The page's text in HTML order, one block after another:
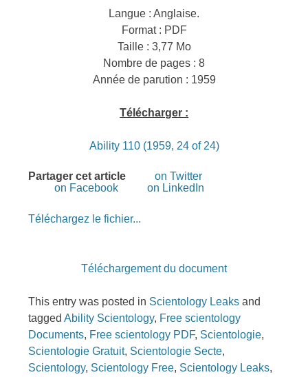
Langue : Anglaise.
Format : PDF
Taille : 3,77 Mo
Nombre de pages : 8
Année de parution : 1959
Télécharger :
Ability 110 (1959, 24 of 24)
Partager cet article
on Twitter
on Facebook
on LinkedIn
Téléchargez le fichier...
Téléchargement du document
This entry was posted in Scientology Leaks and
taggedAbility Scientology, Free scientology
Documents, Free scientology PDF, Scientologie,
Scientologie Gratuit, Scientologie Secte,
Scientology, Scientology Free, Scientology Leaks,